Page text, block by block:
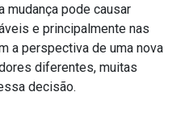
mudança pode causar
e principalmente nas
a perspectiva de uma nova
diferentes, muitas
decisão.